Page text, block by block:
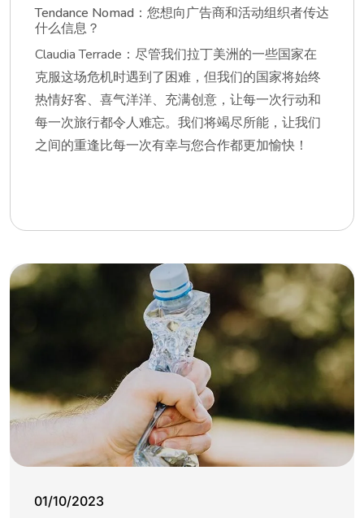
Tendance Nomad：您想向广告商和活动组织者传达
什么信息？
Claudia Terrade：尽管我们拉丁美洲的一些国家在
克服这场危机时遇到了困难，但我们的国家将始终
热情好客、喜气洋洋、充满创意，让每一次行动和
每一次旅行都令人难忘。我们将竭尽所能，让我们
之间的重逢比每一次有幸与您合作都更加愉快！
01/10/2023